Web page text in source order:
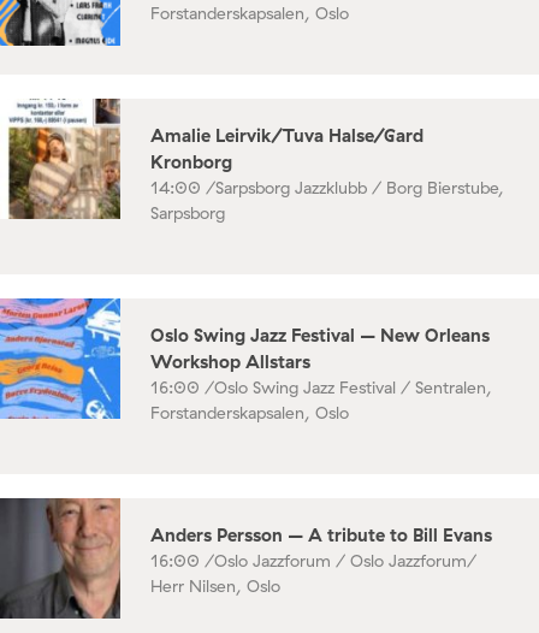
Forstanderskapsalen, Oslo
Amalie Leirvik/Tuva Halse/Gard
Kronborg
14:00 /Sarpsborg Jazzklubb / Borg Bierstube,
Sarpsborg
Oslo Swing Jazz Festival – New Orleans
Workshop Allstars
16:00 /Oslo Swing Jazz Festival / Sentralen,
Forstanderskapsalen, Oslo
Anders Persson – A tribute to Bill Evans
16:00 /Oslo Jazzforum / Oslo Jazzforum/
Herr Nilsen, Oslo